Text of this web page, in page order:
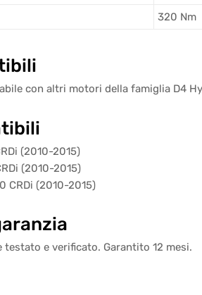
320 Nm
con altri motori della famiglia D4
(2010-2015)
(2010-2015)
CRDi (2010-2015)
e verificato. Garantito 12 mesi.